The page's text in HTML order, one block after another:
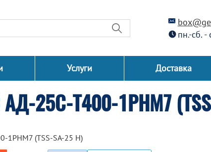
пн.-сб.
Услуги Доставка
25С-Т400-1РНМ7
1РНМ7 (TSS-SA-25 H)